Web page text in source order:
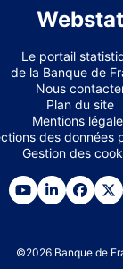
Webstat
Le portail
de la Banque de
Nous
Plan du site
Mentions
des données
Gestion des
©2026 Banque de